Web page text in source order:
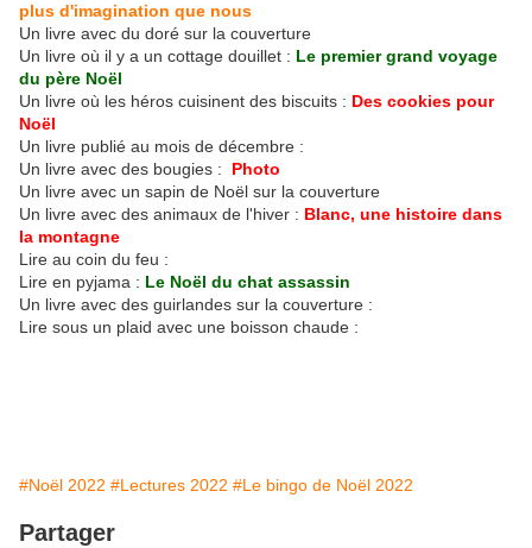
plus d'imagination que nous
Un livre avec du doré sur la couverture
Un livre où il y a un cottage douillet : Le premier grand voyage
du père Noël
Un livre où les héros cuisinent des biscuits : Des cookies pour
Noël
Un livre publié au mois de décembre :
Un livre avec des bougies : Photo
Un livre avec un sapin de Noël sur la couverture
Un livre avec des animaux de l'hiver : Blanc, une histoire dans
la montagne
Lire au coin du feu :
Lire en pyjama : Le Noël du chat assassin
Un livre avec des guirlandes sur la couverture :
Lire sous un plaid avec une boisson chaude :
#Noël 2022 #Lectures 2022 #Le bingo de Noël 2022
Partager